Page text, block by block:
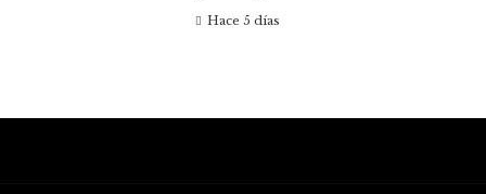
Hace 5 días